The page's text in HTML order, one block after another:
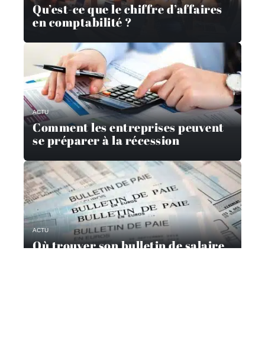
Qu’est-ce que le chiffre d’affaires
en comptabilité ?
ACTU
Comment les entreprises peuvent
se préparer à la récession
ACTU
Où trouver son bulletin de salaire